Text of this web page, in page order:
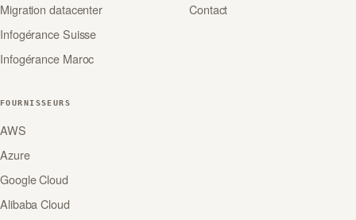
Migration datacenter
Infogérance Suisse
Infogérance Maroc
Contact
FOURNISSEURS
AWS
Azure
Google Cloud
Alibaba Cloud